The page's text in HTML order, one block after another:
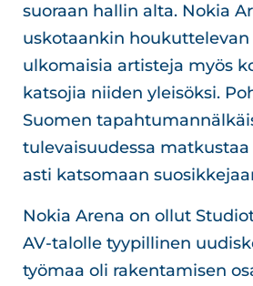
suoraan hallin alta. Nokia
uskotaankin houkuttelevan
ulkomaisia artisteja myös
katsojia niiden yleisöksi.
Suomen
tulevaisuudessa
asti katsomaan
Nokia Arena on ollut
AV-talolle tyypillinen
työmaa oli rakentamisen